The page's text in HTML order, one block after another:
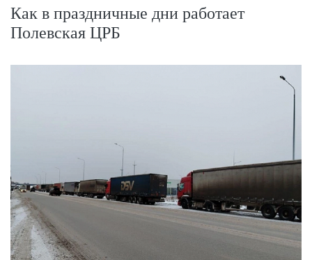
Как в праздничные дни работает
Полевская ЦРБ